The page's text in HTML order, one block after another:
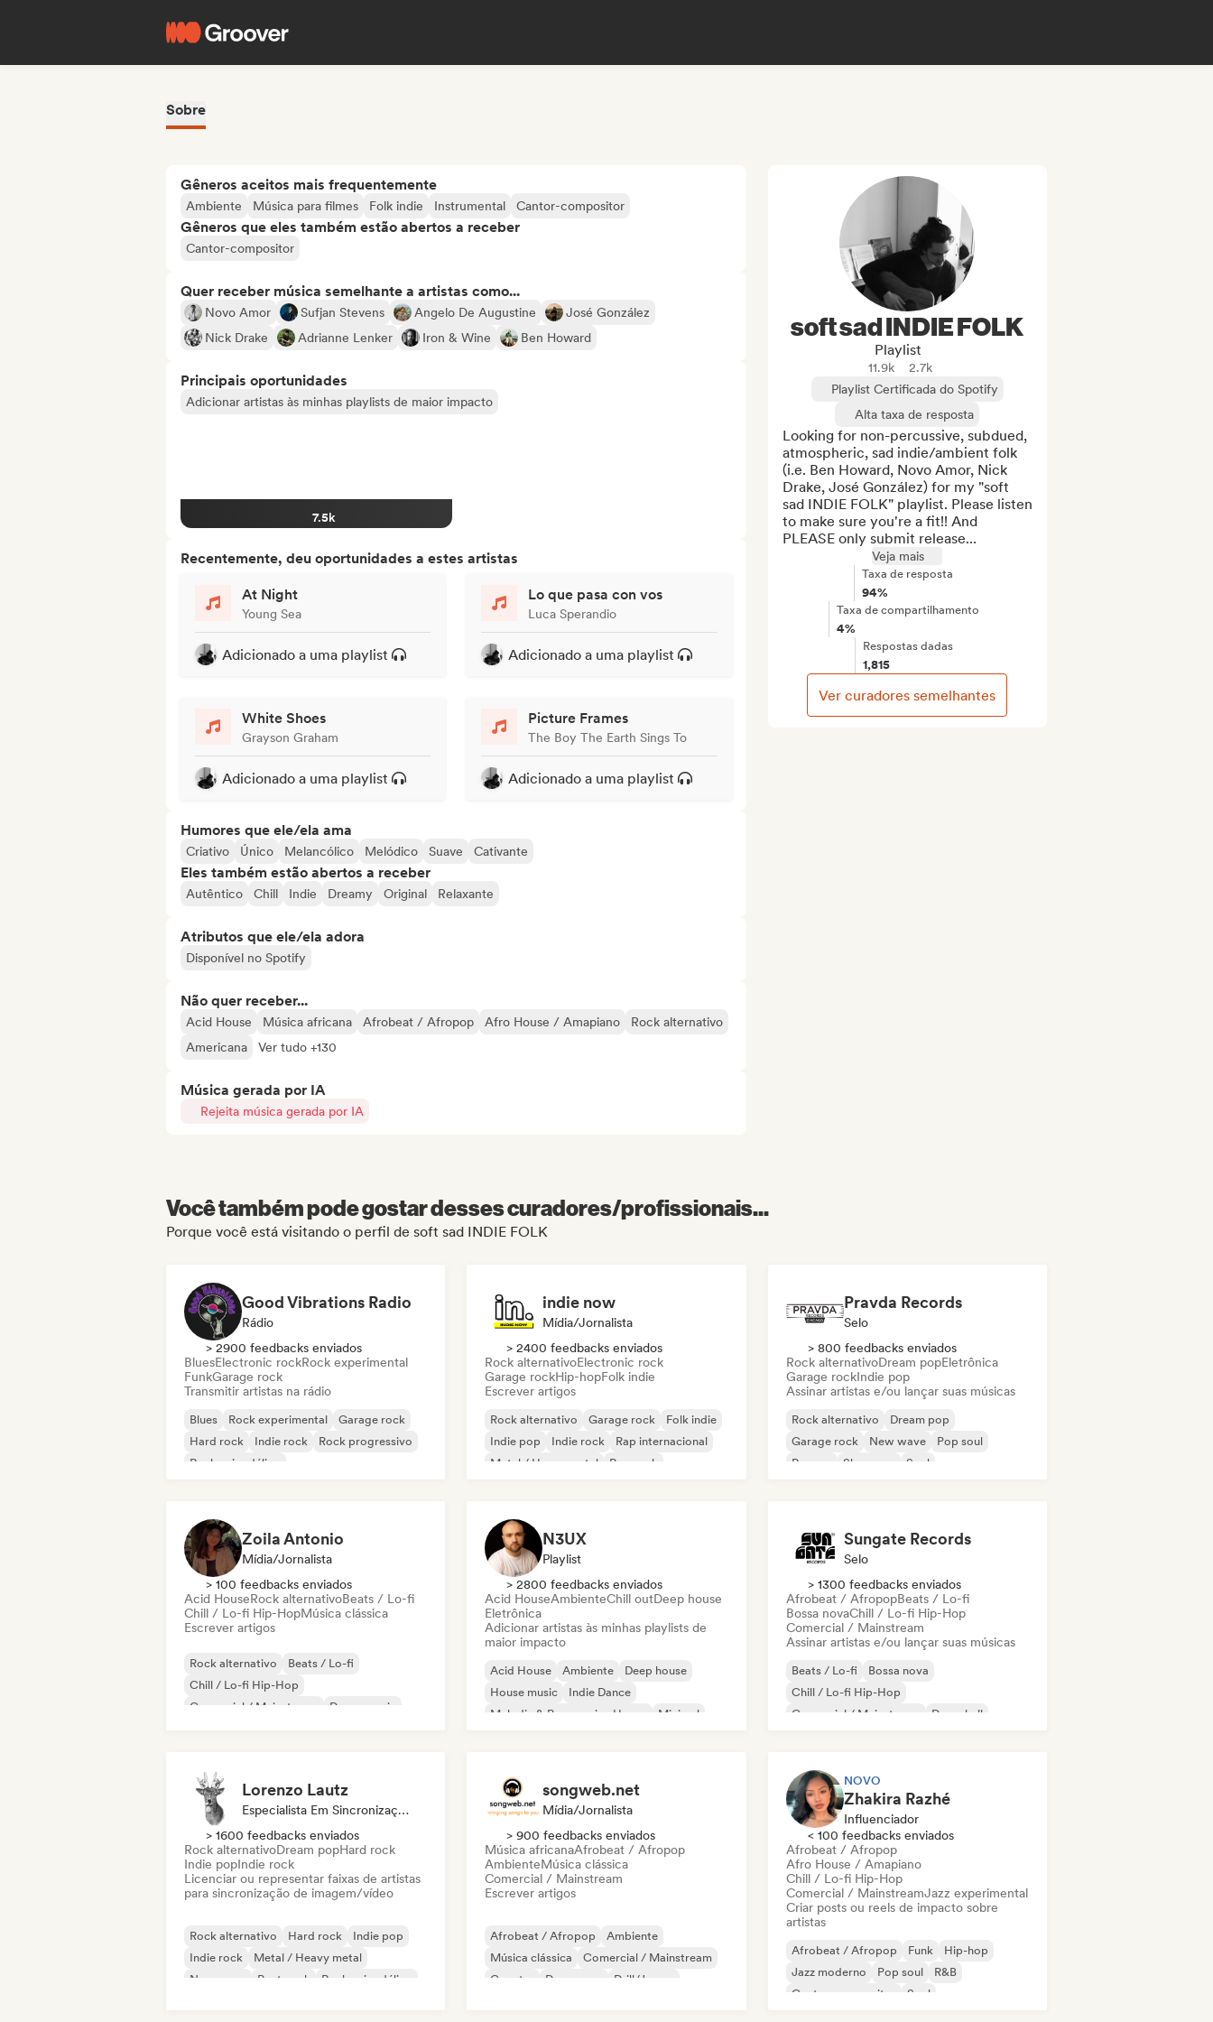
Sobre
Gêneros aceitos mais frequentemente
Ambiente Música para filmes Folk indie Instrumental Cantor-compositor
Gêneros que eles também estão abertos a receber
Cantor-compositor
Quer receber música semelhante a artistas como...
Novo Amor Sufjan Stevens Angelo De Augustine
José González
Nick Drake
Adrianne Lenker Iron & Wine Ben Howard
Principais oportunidades
Adicionar artistas às minhas playlists de maior impacto
7.5k
Recentemente, deu oportunidades a estes artistas
At Night
Young Sea
Adicionado a uma playlist
Lo que pasa con vos
Luca Sperandio
Adicionado a uma playlist
White Shoes
Grayson Graham
Adicionado a uma playlist
Picture Frames
The Boy The Earth Sings To
Adicionado a uma playlist
Humores que ele/ela ama
Criativo Único Melancólico Melódico Suave Cativante
Eles também estão abertos a receber
Autêntico Chill Indie Dreamy Original Relaxante
Atributos que ele/ela adora
Disponível no Spotify
Não quer receber...
Acid House Música africana Afrobeat / Afropop Afro House / Amapiano
Rock alternativo
Americana
Ver tudo +130
Música gerada por IA
Rejeita música gerada por IA
soft sad INDIE FOLK
Playlist
11.9k
2.7k
Playlist Certificada do Spotify
Alta taxa de resposta
Looking for non-percussive, subdued,
atmospheric, sad indie/ambient folk
(i.e. Ben Howard, Novo Amor, Nick
Drake, José González) for my "soft
sad INDIE FOLK" playlist. Please listen
to make sure you're a fit!! And
PLEASE only submit release...
Veja mais
Taxa de resposta
94%
Taxa de compartilhamento
4%
Respostas dadas
1,815
Ver curadores semelhantes
Você também pode gostar desses curadores/profissionais...
Porque você está visitando o perfil de soft sad INDIE FOLK
Good Vibrations Radio
Rádio
> 2900 feedbacks enviados
BluesElectronic rockRock experimental
FunkGarage rock
Transmitir artistas na rádio
Blues Rock experimental
Garage rock
Hard rock
Indie rock
Rock progressivo
Rock psicodélico
indie now
Mídia/Jornalista
> 2400 feedbacks enviados
Rock alternativoElectronic rock
Garage rockHip-hopFolk indie
Escrever artigos
Rock alternativo Garage rock
Folk indie
Indie pop
Indie rock
Rap internacional
Metal / Heavy metal
Pop rock
Pravda Records
Selo
> 800 feedbacks enviados
Rock alternativoDream popEletrônica
Garage rockIndie pop
Assinar artistas e/ou lançar suas músicas
Rock alternativo
Dream pop
Garage rock
New wave
Pop soul
Reggae
Shoegaze Soul
Zoila Antonio
Mídia/Jornalista
> 100 feedbacks enviados
Acid HouseRock alternativoBeats / Lo-fi
Chill / Lo-fi Hip-HopMúsica clássica
Escrever artigos
Rock alternativo
Beats / Lo-fi
Chill / Lo-fi Hip-Hop
Comercial / Mainstream
Dance music
N3UX
Playlist
> 2800 feedbacks enviados
Acid HouseAmbienteChill outDeep house
Eletrônica
Adicionar artistas às minhas playlists de
maior impacto
Acid House Ambiente
Deep house
House music
Indie Dance
Melodic & Progressive House
Minimal
Sungate Records
Selo
> 1300 feedbacks enviados
Afrobeat / AfropopBeats / Lo-fi
Bossa novaChill / Lo-fi Hip-Hop
Comercial / Mainstream
Assinar artistas e/ou lançar suas músicas
Beats / Lo-fi
Bossa nova
Chill / Lo-fi Hip-Hop
Comercial / Mainstream
Dancehall
Lorenzo Lautz
Especialista Em Sincronização
> 1600 feedbacks enviados
Rock alternativoDream popHard rock
Indie popIndie rock
Licenciar ou representar faixas de artistas
para sincronização de imagem/vídeo
Rock alternativo Hard rock
Indie pop
Indie rock
Metal / Heavy metal
New wave
Post punk Rock psicodélico
songweb.net
Mídia/Jornalista
> 900 feedbacks enviados
Música africanaAfrobeat / Afropop
AmbienteMúsica clássica
Comercial / Mainstream
Escrever artigos
Afrobeat / Afropop
Ambiente
Música clássica
Comercial / Mainstream
Country
Dance pop
Drill/Jersey
NOVO
Zhakira Razhé
Influenciador
< 100 feedbacks enviados
Afrobeat / Afropop
Afro House / Amapiano
Chill / Lo-fi Hip-Hop
Comercial / MainstreamJazz experimental
Criar posts ou reels de impacto sobre
artistas
Afrobeat / Afropop Funk
Hip-hop
Jazz moderno
Pop soul
R&B
Cantor-compositor
Soul